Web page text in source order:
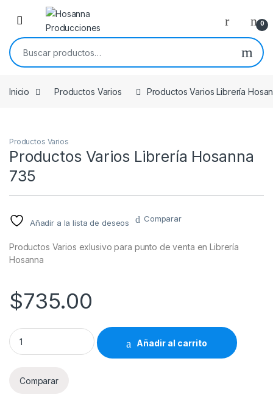
Skip to navigation
Skip to content
0
Buscar por:
Inicio Productos Varios Productos Varios Librería
Productos Varios
Productos Varios Librería Hosanna
735
Añadir a la lista de deseos Comparar
Productos Varios exlusivo para punto de venta en Librería
Hosanna
$735.00
Productos Varios Librería Hosanna 735 quantity
Añadir al carrito
Comparar